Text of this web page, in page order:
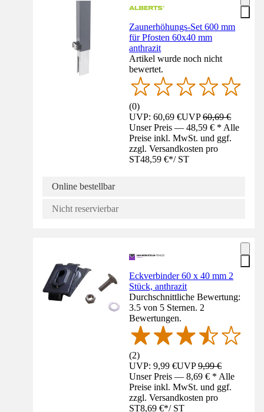
Zaunerhöhungs-Set 600 mm
für Pfosten 60x40 mm
anthrazit
Artikel wurde noch nicht
bewertet.
(0)
UVP: 60,69 €UVP60,69 €
Unser Preis — 48,59 € * Alle
Preise inkl. MwSt. und ggf.
zzgl. Versandkosten pro
ST48,59 €*/ ST
Online bestellbar
Nicht reservierbar
Eckverbinder 60 x 40 mm 2
Stück, anthrazit
Durchschnittliche Bewertung:
3.5 von 5 Sternen. 2
Bewertungen.
(2)
UVP: 9,99 €UVP9,99 €
Unser Preis — 8,69 € * Alle
Preise inkl. MwSt. und ggf.
zzgl. Versandkosten pro
ST8,69 €*/ ST